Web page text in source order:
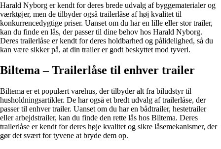
Harald Nyborg er kendt for deres brede udvalg af byggematerialer og
værktøjer, men de tilbyder også trailerlåse af høj kvalitet til
konkurrencedygtige priser. Uanset om du har en lille eller stor trailer,
kan du finde en lås, der passer til dine behov hos Harald Nyborg.
Deres trailerlåse er kendt for deres holdbarhed og pålidelighed, så du
kan være sikker på, at din trailer er godt beskyttet mod tyveri.
Biltema – Trailerlåse til enhver trailer
Biltema er et populært varehus, der tilbyder alt fra biludstyr til
husholdningsartikler. De har også et bredt udvalg af trailerlåse, der
passer til enhver trailer. Uanset om du har en bådtrailer, hestetrailer
eller arbejdstrailer, kan du finde den rette lås hos Biltema. Deres
trailerlåse er kendt for deres høje kvalitet og sikre låsemekanismer, der
gør det svært for tyvene at bryde dem op.